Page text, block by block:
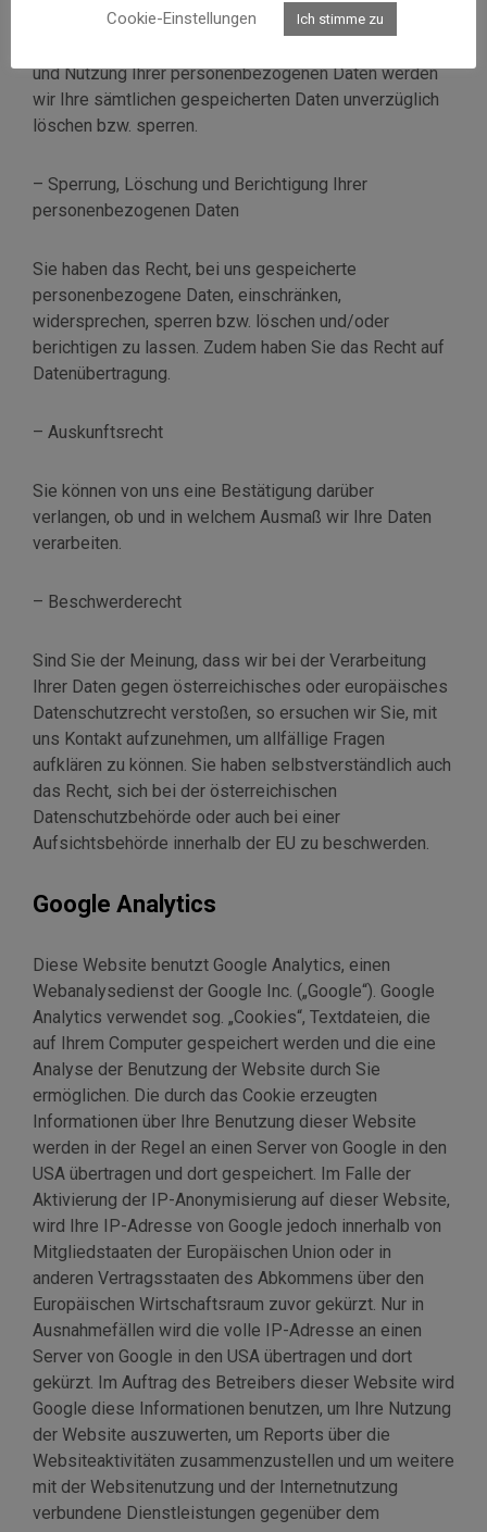
und Nutzung Ihrer personenbezogenen Daten werden
wir Ihre sämtlichen gespeicherten Daten unverzüglich
löschen bzw. sperren.
– Sperrung, Löschung und Berichtigung Ihrer
personenbezogenen Daten
Sie haben das Recht, bei uns gespeicherte
personenbezogene Daten, einschränken,
widersprechen, sperren bzw. löschen und/oder
berichtigen zu lassen. Zudem haben Sie das Recht auf
Datenübertragung.
– Auskunftsrecht
Sie können von uns eine Bestätigung darüber
verlangen, ob und in welchem Ausmaß wir Ihre Daten
verarbeiten.
– Beschwerderecht
Sind Sie der Meinung, dass wir bei der Verarbeitung
Ihrer Daten gegen österreichisches oder europäisches
Datenschutzrecht verstoßen, so ersuchen wir Sie, mit
uns Kontakt aufzunehmen, um allfällige Fragen
aufklären zu können. Sie haben selbstverständlich auch
das Recht, sich bei der österreichischen
Datenschutzbehörde oder auch bei einer
Aufsichtsbehörde innerhalb der EU zu beschwerden.
Google Analytics
Diese Website benutzt Google Analytics, einen
Webanalysedienst der Google Inc. („Google“). Google
Analytics verwendet sog. „Cookies“, Textdateien, die
auf Ihrem Computer gespeichert werden und die eine
Analyse der Benutzung der Website durch Sie
ermöglichen. Die durch das Cookie erzeugten
Informationen über Ihre Benutzung dieser Website
werden in der Regel an einen Server von Google in den
USA übertragen und dort gespeichert. Im Falle der
Aktivierung der IP-Anonymisierung auf dieser Website,
wird Ihre IP-Adresse von Google jedoch innerhalb von
Mitgliedstaaten der Europäischen Union oder in
anderen Vertragsstaaten des Abkommens über den
Europäischen Wirtschaftsraum zuvor gekürzt. Nur in
Ausnahmefällen wird die volle IP-Adresse an einen
Server von Google in den USA übertragen und dort
gekürzt. Im Auftrag des Betreibers dieser Website wird
Google diese Informationen benutzen, um Ihre Nutzung
der Website auszuwerten, um Reports über die
Websiteaktivitäten zusammenzustellen und um weitere
mit der Websitenutzung und der Internetnutzung
verbundene Dienstleistungen gegenüber dem
Cookie-Einstellungen
Ich stimme zu